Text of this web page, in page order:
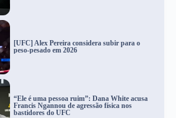
[UFC] Alex Pereira considera subir para o
peso-pesado em 2026
“Ele é uma pessoa ruim”: Dana White acusa
Francis Ngannou de agressão física nos
bastidores do UFC